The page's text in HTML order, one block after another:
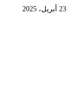
23 أبريل، 2025